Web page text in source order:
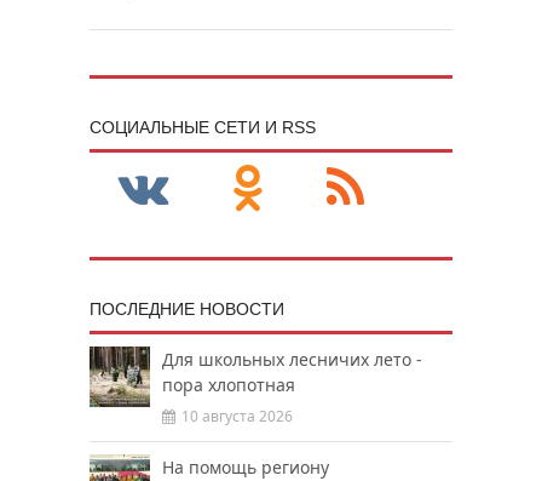
CОЦИАЛЬНЫЕ СЕТИ И RSS
ПОСЛЕДНИЕ НОВОСТИ
Для школьных лесничих лето -
пора хлопотная
10 августа 2026
На помощь региону